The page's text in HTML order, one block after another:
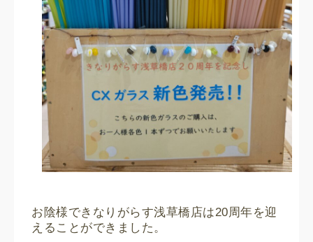
お陰様できなりがらす浅草橋店は20周年を迎
えることができました。